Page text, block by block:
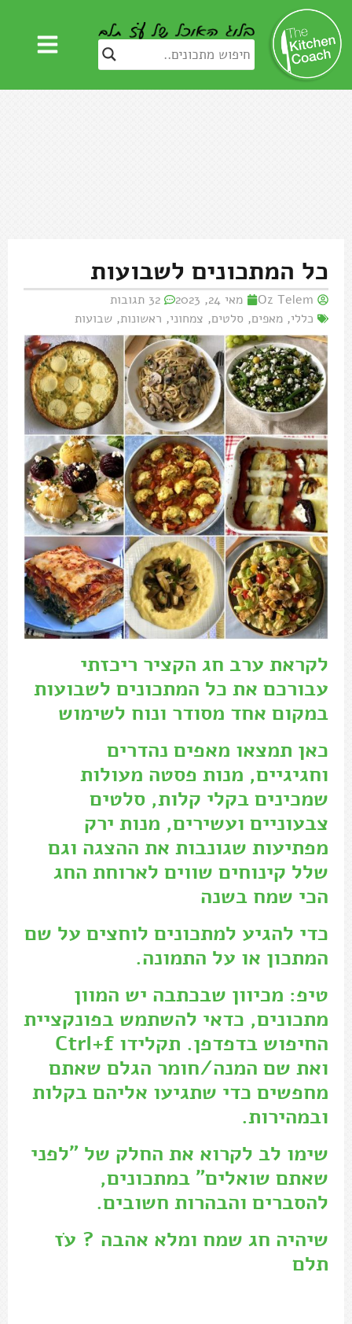
כל המתכונים לשבועות
Oz Telem מאי 24, 2023
32 תגובות
כללי, מאפים, סלטים, צמחוני, ראשונות, שבועות
לקראת ערב חג הקציר ריכזתי
עבורכם את כל המתכונים לשבועות
במקום אחד מסודר ונוח לשימוש
כאן תמצאו מאפים נהדרים
וחגיגיים, מנות פסטה מעולות
שמכינים בקלי קלות, סלטים
צבעוניים ועשירים, מנות ירק
מפתיעות שגונבות את ההצגה וגם
שלל קינוחים שווים לארוחת החג
הכי שמח בשנה
כדי להגיע למתכונים לוחצים על שם
המתכון או על התמונה.
טיפ: מכיוון שבכתבה יש המוון
מתכונים, כדאי להשתמש בפונקציית
החיפוש בדפדפן. תקלידו Ctrl+f
ואת שם המנה/חומר הגלם שאתם
מחפשים כדי שתגיעו אליהם בקלות
ובמהירות.
שימו לב לקרוא את החלק של "לפני
שאתם שואלים" במתכונים,
להסברים והבהרות חשובים.
שיהיה חג שמח ומלא אהבה ? עֹז
תלם